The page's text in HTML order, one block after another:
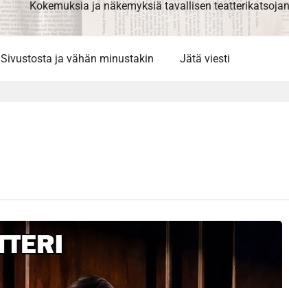
Kokemuksia ja näkemyksiä tavallisen
Sivustosta ja vähän minustakin Jätä viesti